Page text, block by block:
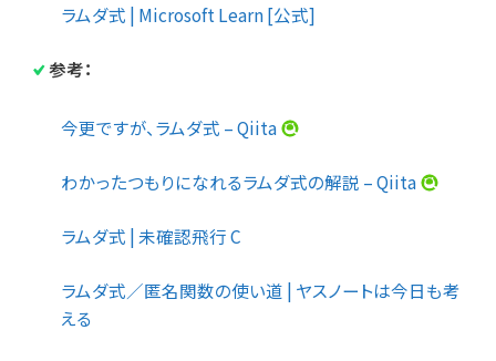
ラムダ式 | Microsoft Learn [公式]
参考：
今更ですが、ラムダ式 – Qiita
わかったつもりになれるラムダ式の解説 – Qiita
ラムダ式 | 未確認飛行 C
ラムダ式／匿名関数の使い道 | ヤスノートは今日も考
える